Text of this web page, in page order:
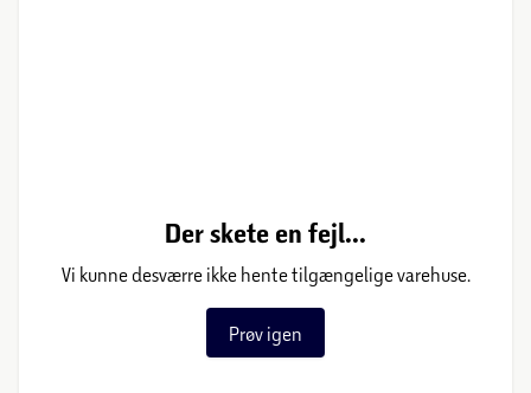
Der skete en fejl...
Vi kunne desværre ikke hente tilgængelige varehuse.
Prøv igen